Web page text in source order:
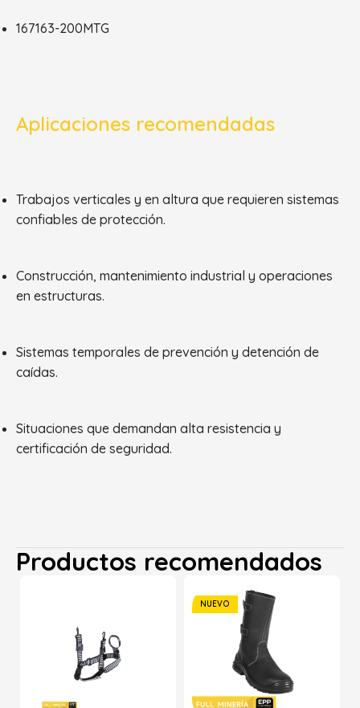
167163-200MTG
Aplicaciones recomendadas
Trabajos verticales y en altura que requieren sistemas
confiables de protección.
Construcción, mantenimiento industrial y operaciones
en estructuras.
Sistemas temporales de prevención y detención de
caídas.
Situaciones que demandan alta resistencia y
certificación de seguridad.
Productos recomendados
NUEVO